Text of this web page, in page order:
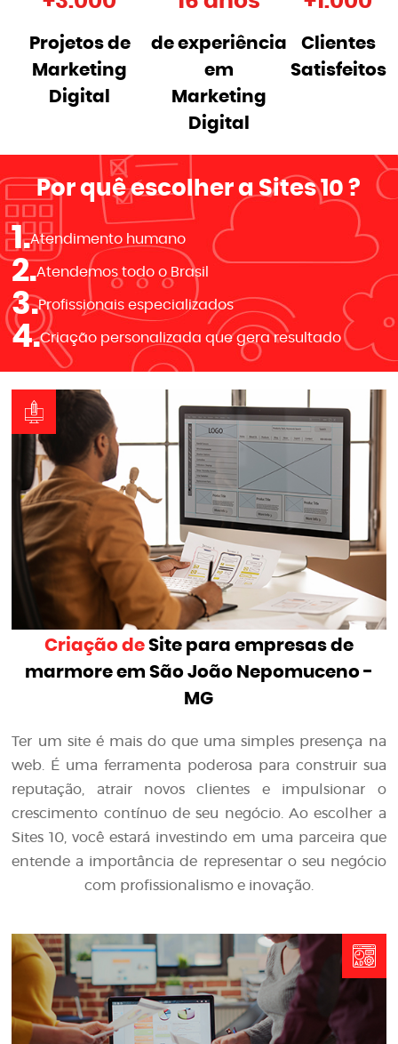
Projetos de
Marketing
Digital
de experiência
em
Marketing
Digital
Clientes
Satisfeitos
Por quê escolher aSites 10 ?
1.Atendimento humano
2.Atendemos todo o Brasil
3.Profissionais especializados
4.Criação personalizada que gera resultado
Criação deSite para empresas de
marmore em São João Nepomuceno -
MG
Ter um site é mais do que uma simples presença na
web. É uma ferramenta poderosa para construir sua
reputação, atrair novos clientes e impulsionar o
crescimento contínuo de seu negócio. Ao escolher a
Sites 10, você estará investindo em uma parceira que
entende a importância de representar o seu negócio
com profissionalismo e inovação.